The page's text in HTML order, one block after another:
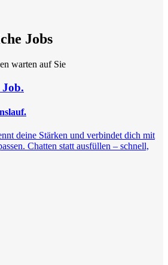
Jobs
warten auf Sie
Job.
deine Stärken und verbindet dich mit
Chatten statt ausfüllen – schnell,